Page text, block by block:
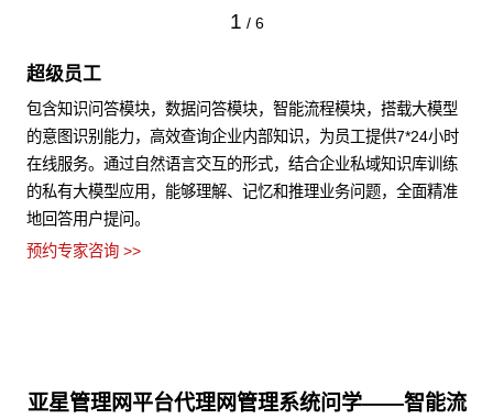
1 / 6
超级员工
包含知识问答模块，数据问答模块，智能流程模块，搭载大模型
的意图识别能力，高效查询企业内部知识，为员工提供7*24小时
在线服务。通过自然语言交互的形式，结合企业私域知识库训练
的私有大模型应用，能够理解、记忆和推理业务问题，全面精准
地回答用户提问。
预约专家咨询 >>
亚星管理网平台代理网管理系统问学——智能流